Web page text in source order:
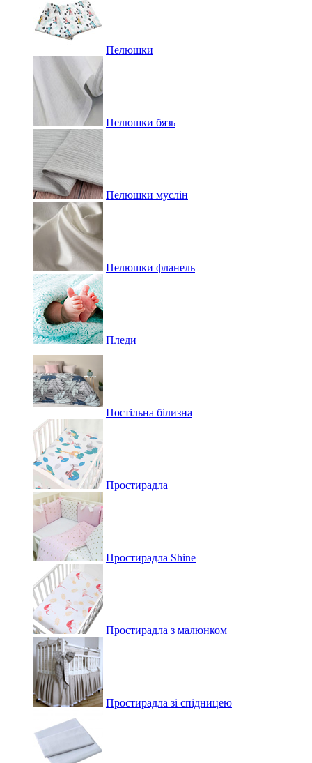
Пелюшки
Пелюшки бязь
Пелюшки муслін
Пелюшки фланель
Пледи
Постільна білизна
Простирадла
Простирадла Shine
Простирадла з малюнком
Простирадла зі спідницею